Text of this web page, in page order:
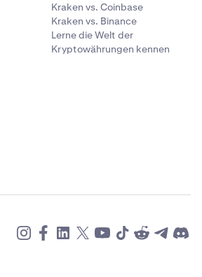
Kraken vs. Coinbase
Kraken vs. Binance
Lerne die Welt der
Kryptowährungen kennen